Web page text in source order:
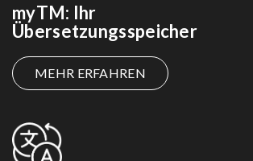
myTM: Ihr
Übersetzungsspeicher
MEHR ERFAHREN